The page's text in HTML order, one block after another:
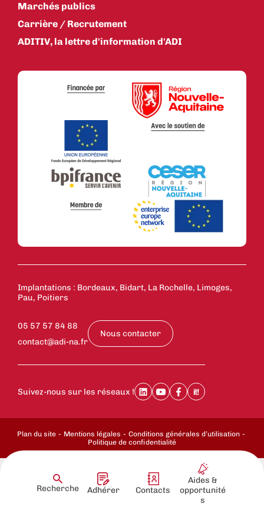
Recherche Adhérer Contacts
Aides &
opportunité
s
Marchés publics
Carrière / Recrutement
ADITIV, la lettre d'information d'ADI
Implantations : Bordeaux, Bidart, La Rochelle, Limoges,
Pau, Poitiers
05 57 57 84 88
contact@adi-na.fr
Nous contacter
Suivez-nous sur les réseaux !
Plan du site Mentions légales
Conditions générales d’utilisation
Politique de confidentialité